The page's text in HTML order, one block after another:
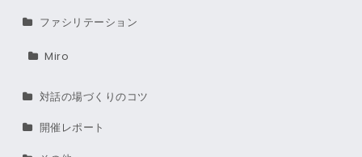
ファシリテーション
Miro
対話の場づくりのコツ
開催レポート